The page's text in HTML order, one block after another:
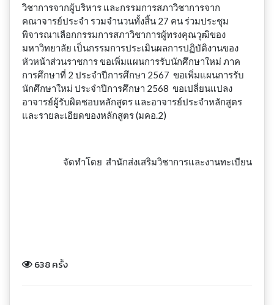
วิชาการจากผู้บริหาร และกรรมการสภาวิชาการจาก
คณาจารย์ประจำ รวมจำนวนทั้งสิ้น 27 คน ร่วมประชุม
พิจารณาเลือกกรรมการสภาวิชาการผู้ทรงคุณวุฒิของ
มหาวิทยาลัย เป็นกรรมการประเมินผลการปฏิบัติงานของ
หัวหน้าส่วนราชการ ขอเพิ่มแผนการรับนักศึกษาใหม่ ภาค
การศึกษาที่ 2 ประจำปีการศึกษา 2567 ขอเพิ่มแผนการรับ
นักศึกษาใหม่ ประจำปีการศึกษา 2568 ขอเปลี่ยนแปลง
อาจารย์ผู้รับผิดชอบหลักสูตร และอาจารย์ประจำหลักสูตร
และรายละเอียดของหลักสูตร (มคอ.2)
จัดทำโดย สำนักส่งเสริมวิชาการและงานทะเบียน
638 ครั้ง